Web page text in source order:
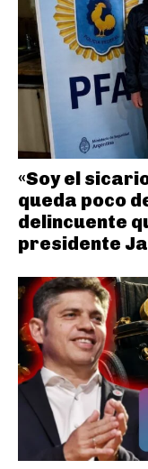
«Soy el
queda poco
delincuente
presidente